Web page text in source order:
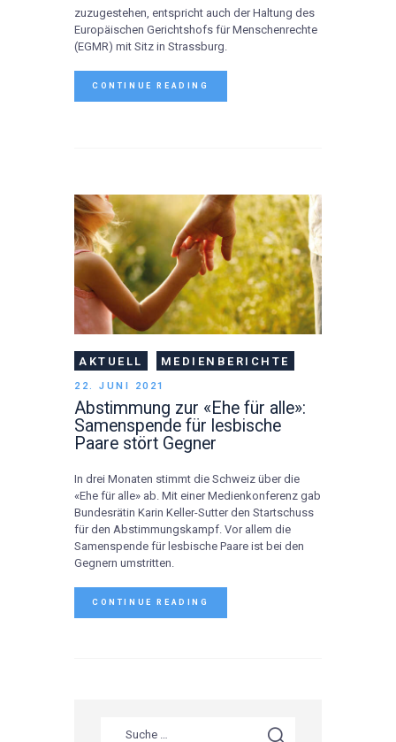
zuzugestehen, entspricht auch der Haltung des
Europäischen Gerichtshofs für Menschenrechte
(EGMR) mit Sitz in Strassburg.
CONTINUE READING
AKTUELL MEDIENBERICHTE
22. JUNI 2021
Abstimmung zur «Ehe für alle»:
Samenspende für lesbische
Paare stört Gegner
In drei Monaten stimmt die Schweiz über die
«Ehe für alle» ab. Mit einer Medienkonferenz gab
Bundesrätin Karin Keller-Sutter den Startschuss
für den Abstimmungskampf. Vor allem die
Samenspende für lesbische Paare ist bei den
Gegnern umstritten.
CONTINUE READING